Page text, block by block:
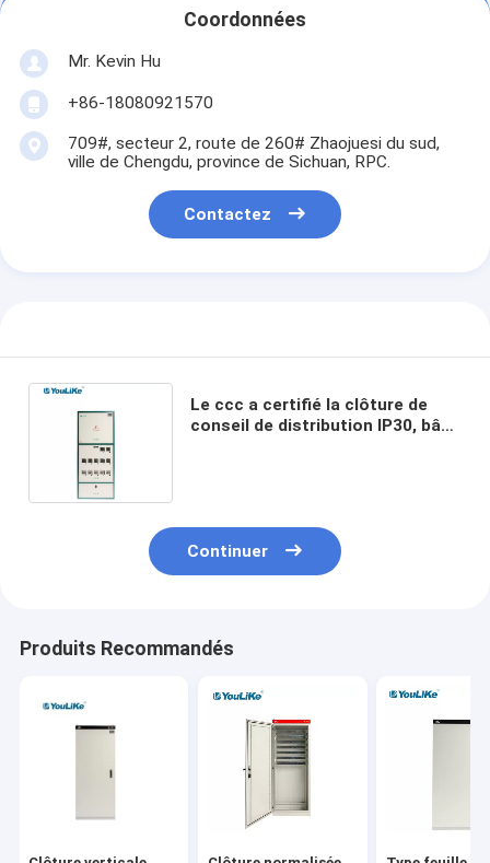
Coordonnées
Mr. Kevin Hu
+86-18080921570
709#, secteur 2, route de 260# Zhaojuesi du sud,
ville de Chengdu, province de Sichuan, RPC.
Contactez
Le ccc a certifié la clôture de
conseil de distribution IP30, bâti
Continuer
Produits Recommandés